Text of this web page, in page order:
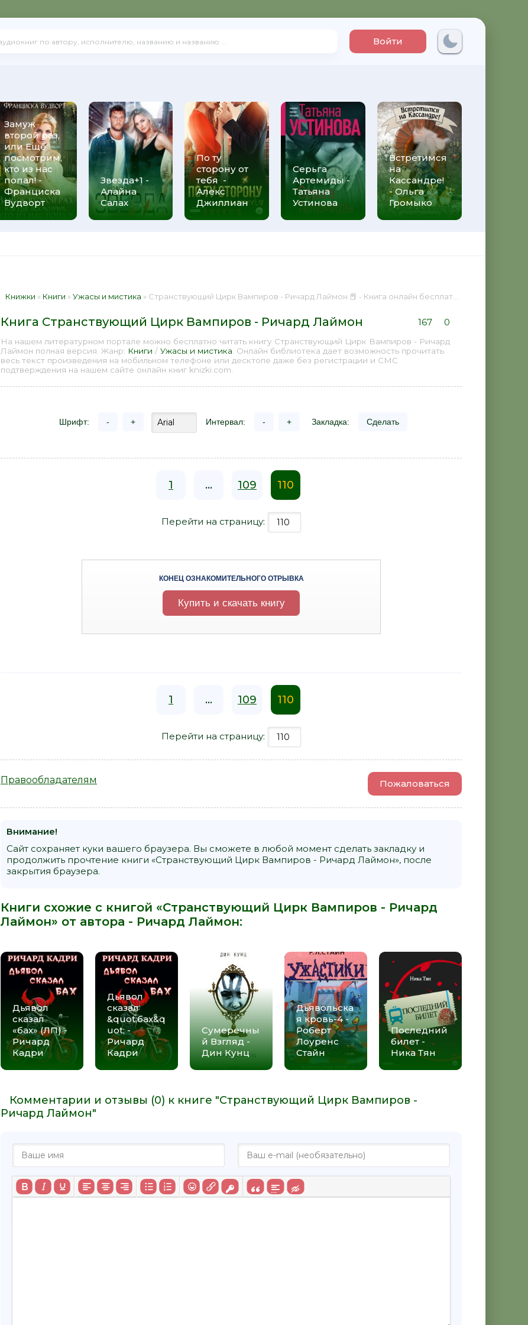
Войти
Замуж
второй раз,
или Ещё
посмотрим,
кто из нас
попал! -
Франциска
Вудворт
Звезда+1 -
Алайна
Салах
По ту
сторону от
тебя -
Алекс
Джиллиан
Серьга
Артемиды -
Татьяна
Устинова
Встретимся
на
Кассандре!
- Ольга
Громыко
Книжки » Книги »Ужасы и мистика » Странствующий Цирк Вампиров - Ричард Лаймон 📕 - Книга онлайн бесплатно
Книга Странствующий Цирк Вампиров - Ричард Лаймон 167 0
На нашем литературном портале можно бесплатно читать книгу Странствующий Цирк Вампиров - Ричард
Лаймон полная версия. Жанр: Книги / Ужасы и мистика . Онлайн библиотека дает возможность прочитать
весь текст произведения на мобильном телефоне или десктопе даже без регистрации и СМС
подтверждения на нашем сайте онлайн книг knizki.com.
Шрифт: - + Интервал: - + Закладка: Сделать
1 ... 109 110
Перейти на страницу:
КОНЕЦ ОЗНАКОМИТЕЛЬНОГО ОТРЫВКА
Купить и скачать книгу
1 ... 109 110
Перейти на страницу:
Правообладателям Пожаловаться
Внимание!
Сайт сохраняет куки вашего браузера. Вы сможете в любой момент сделать закладку и
продолжить прочтение книги «Странствующий Цирк Вампиров - Ричард Лаймон», после
закрытия браузера.
Книги схожие с книгой «Странствующий Цирк Вампиров - Ричард
Лаймон» от автора - Ричард Лаймон:
Дьявол
сказал
«бах» (ЛП) -
Ричард
Кадри
Дьявол
сказал
&quot;бах&q
uot; -
Ричард
Кадри
Сумеречны
й Взгляд -
Дин Кунц
Дьявольска
я кровь-4 -
Роберт
Лоуренс
Стайн
Последний
билет -
Ника Тян
Комментарии и отзывы (0) к книге "Странствующий Цирк Вампиров -
Ричард Лаймон"